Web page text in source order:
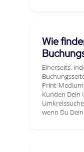
Wie
Einerseits,
Print-
Kunden Dein
wenn Du